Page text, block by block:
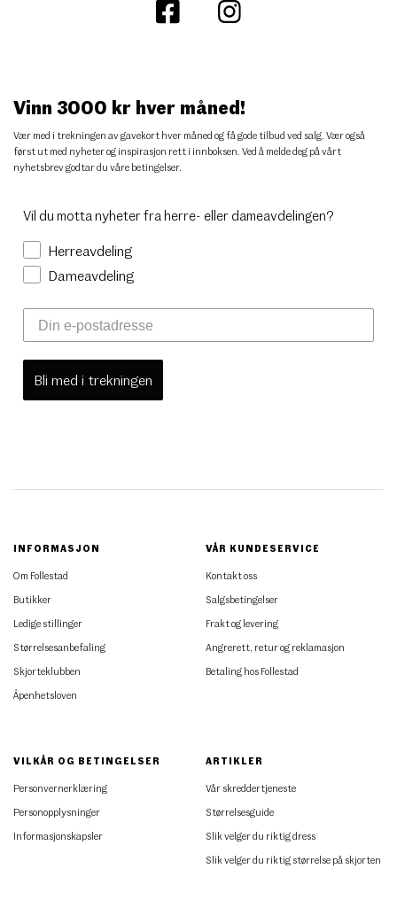
Vinn 3000 kr hver måned!
Vær med i trekningen av gavekort hver måned og få gode tilbud ved salg. Vær også
først ut med nyheter og inspirasjon rett i innboksen. Ved å melde deg på vårt
nyhetsbrev godtar du våre betingelser.
Vil du motta nyheter fra herre- eller dameavdelingen?
Herreavdeling
Dameavdeling
Bli med i trekningen
INFORMASJON
Om Follestad
Butikker
Ledige stillinger
Størrelsesanbefaling
Skjorteklubben
Åpenhetsloven
VÅR KUNDESERVICE
Kontakt oss
Salgsbetingelser
Frakt og levering
Angrerett, retur og reklamasjon
Betaling hos Follestad
VILKÅR OG BETINGELSER
Personvernerklæring
Personopplysninger
Informasjonskapsler
ARTIKLER
Vår skreddertjeneste
Størrelsesguide
Slik velger du riktig dress
Slik velger du riktig størrelse på skjorten